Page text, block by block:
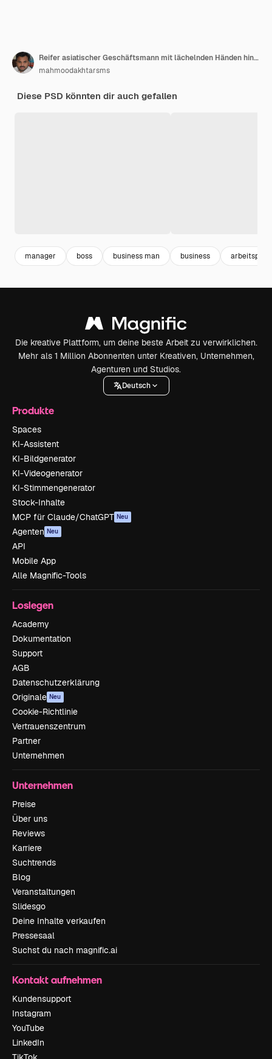
Reifer asiatischer Geschäftsmann mit lächelnden Händen hinter dem Kopf
mahmoodakhtarsms
Diese PSD könnten dir auch gefallen
manager boss business man business arbeitsplatz
Die kreative Plattform, um deine beste Arbeit zu verwirklichen.
Mehr als 1 Million Abonnenten unter Kreativen, Unternehmen,
Agenturen und Studios.
Deutsch
Produkte
Spaces
KI-Assistent
KI-Bildgenerator
KI-Videogenerator
KI-Stimmengenerator
Stock-Inhalte
MCP für Claude/ChatGPT Neu
Agenten Neu
API
Mobile App
Alle Magnific-Tools
Loslegen
Academy
Dokumentation
Support
AGB
Datenschutzerklärung
Originale Neu
Cookie-Richtlinie
Vertrauenszentrum
Partner
Unternehmen
Unternehmen
Preise
Über uns
Reviews
Karriere
Suchtrends
Blog
Veranstaltungen
Slidesgo
Deine Inhalte verkaufen
Pressesaal
Suchst du nach magnific.ai
Kontakt aufnehmen
Kundensupport
Instagram
YouTube
LinkedIn